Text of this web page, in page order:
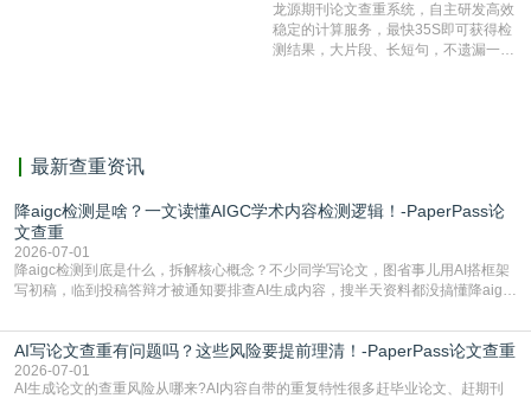
有相似的片段，该项技术检测速度快、
准确率高，市场反映良好。
龙源期刊论文查重系统，自主研发高效
稳定的计算服务，最快35S即可获得检
测结果，大片段、长短句，不遗漏一处
最新查重资讯
降aigc检测是啥？一文读懂AIGC学术内容检测逻辑！-PaperPass论
文查重
2026-07-01
降aigc检测到底是什么，拆解核心概念？不少同学写论文，图省事儿用AI搭框架
写初稿，临到投稿答辩才被通知要排查AI生成内容，搜半天资料都没搞懂降aigc
怕是已经入行的科研人员，不少人也搞不清降aigc检测是啥，对相关要求摸不
准。其实，降aigc检测是伴随AIGC工具在学术领域普及诞生的新需求，核心是为
了满足现在高校、期刊对AI生
AI写论文查重有问题吗？这些风险要提前理清！-PaperPass论文查重
2026-07-01
AI生成论文的查重风险从哪来?AI内容自带的重复特性很多赶毕业论文、赶期刊